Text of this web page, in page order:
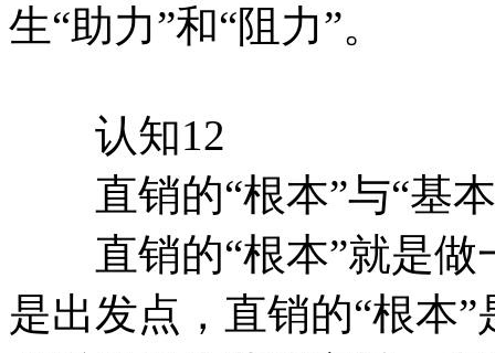
生“助力”和“阻力”。
认知12
直销的“根本”与“基
直销的“根本”就是做
是出发点，直销的“根本